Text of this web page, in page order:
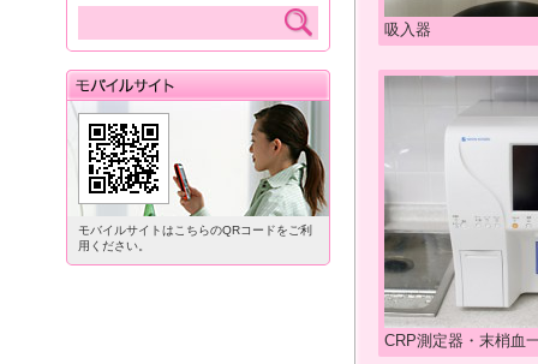
吸入器
CRP測定器・末梢血
モバイルサイトはこちらのQRコードをご利
用ください。